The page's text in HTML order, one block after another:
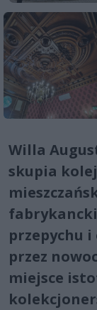
Willa
skupia
przepychu
przez
miejsce